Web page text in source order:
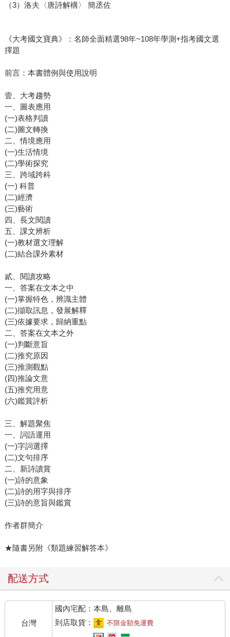
（3）洛夫〈唐詩解構〉 簡丞佐
《大考國文寶典》：名師全面精選98年~108年學測+指考國文選
擇題
前言：本書體例與使用說明
壹、大考趨勢
一、圖表應用
(一)表格判讀
(二)圖文轉換
二、情境應用
(一)生活情境
(二)學術探究
三、跨域跨科
(一) 科普
(二)經濟
(三)藝術
四、長文閱讀
五、課文辨析
(一)教材選文理解
(二)結合課外素材
貳、閱讀攻略
一、答案在文本之中
(一)掌握特色，辨識主體
(二)擷取訊息，發展解釋
(三)依據要求，歸納重點
二、答案在文本之外
(一)判斷意旨
(二)推究原因
(三)推測觀點
(四)推論文意
(五)推究用意
(六)鑑賞評析
三、解題聚焦
一、詞語運用
(一)字詞選擇
(二)文句排序
二、新詩讀賞
(一)詩的意象
(二)詩的用字與排序
(三)詩的意旨與鑑賞
作者群簡介
★隨書另附《類題練習解答本》
配送方式
台灣
國內宅配：本島、離島
到店取貨：
不限金額免運費